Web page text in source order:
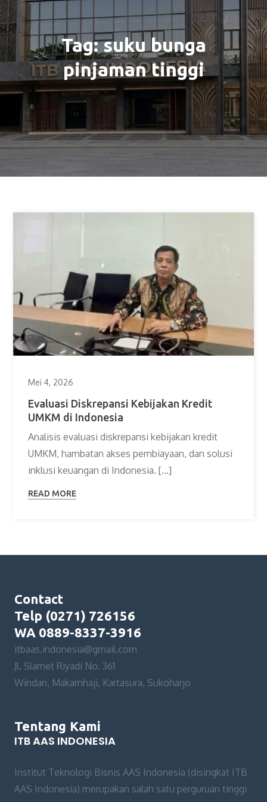
Tag:suku bunga
pinjaman tinggi
Mei 4, 2026
Evaluasi Diskrepansi Kebijakan Kredit
UMKM di Indonesia
Analisis evaluasi diskrepansi kebijakan kredit
UMKM, hambatan akses pembiayaan, dan solusi
inklusi keuangan di Indonesia. […]
READ MORE
Contact
Telp (0271) 726156
WA 0889-8337-3916
itbaas.indonesia@gmail.com
Jl. Slamet Riyadi No. 361
Windan, Makamhaji, Kartasura, Sukoharjo
Tentang Kami
ITB AAS INDONESIA
Institut Teknologi Bisnis AAS Indonesia (disingkat ITB
AAS Indonesia) merupakan salah satu perguruan tinggi